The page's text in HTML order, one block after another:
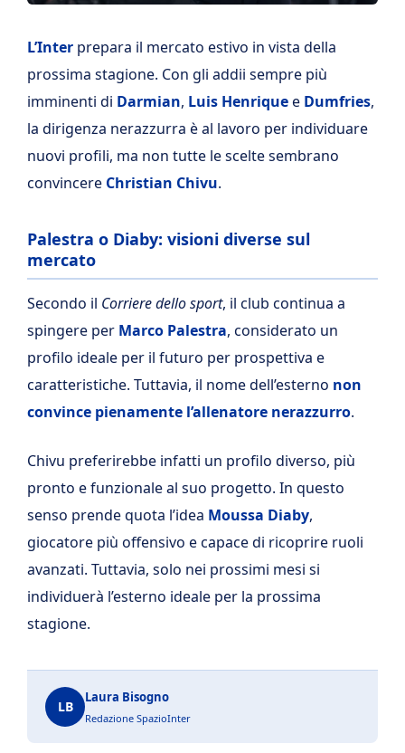
L’Inter prepara il mercato estivo in vista della
prossima stagione. Con gli addii sempre più
imminenti di Darmian, Luis Henriquee Dumfries,
la dirigenza nerazzurra è al lavoro per individuare
nuovi profili, ma non tutte le scelte sembrano
convincere Christian Chivu.
Palestra o Diaby: visioni diverse sul
mercato
Secondo il Corriere dello sport, il club continua a
spingere per Marco Palestra, considerato un
profilo ideale per il futuro per prospettiva e
caratteristiche. Tuttavia, il nome dell’esterno non
convince pienamente l’allenatore nerazzurro.
Chivu preferirebbe infatti un profilo diverso, più
pronto e funzionale al suo progetto. In questo
senso prende quota l’idea Moussa Diaby,
giocatore più offensivo e capace di ricoprire ruoli
avanzati. Tuttavia, solo nei prossimi mesi si
individuerà l’esterno ideale per la prossima
stagione.
LB
Laura Bisogno
Redazione SpazioInter